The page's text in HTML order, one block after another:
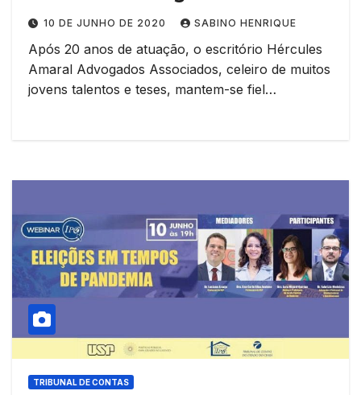
10 DE JUNHO DE 2020 SABINO HENRIQUE
Após 20 anos de atuação, o escritório Hércules
Amaral Advogados Associados, celeiro de muitos
jovens talentos e teses, mantem-se fiel…
TRIBUNAL DE CONTAS